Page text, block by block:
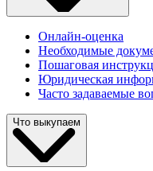
Онлайн-оценка
Необходимые
Пошаговая
Юридическая
Часто задаваемые
Что выкупаем